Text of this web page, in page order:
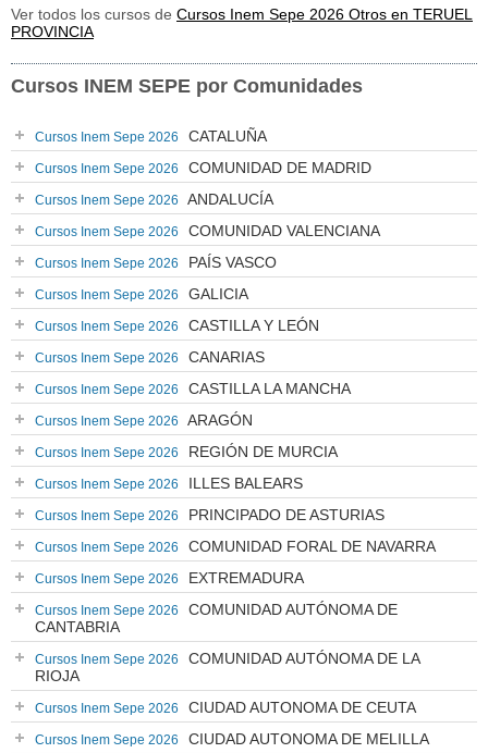
Ver todos los cursos de Cursos Inem Sepe 2026 Otros en TERUEL
PROVINCIA
Cursos INEM SEPE por Comunidades
Cursos Inem Sepe 2026 CATALUÑA
Cursos Inem Sepe 2026 COMUNIDAD DE MADRID
Cursos Inem Sepe 2026 ANDALUCÍA
Cursos Inem Sepe 2026 COMUNIDAD VALENCIANA
Cursos Inem Sepe 2026 PAÍS VASCO
Cursos Inem Sepe 2026 GALICIA
Cursos Inem Sepe 2026 CASTILLA Y LEÓN
Cursos Inem Sepe 2026 CANARIAS
Cursos Inem Sepe 2026 CASTILLA LA MANCHA
Cursos Inem Sepe 2026 ARAGÓN
Cursos Inem Sepe 2026 REGIÓN DE MURCIA
Cursos Inem Sepe 2026 ILLES BALEARS
Cursos Inem Sepe 2026 PRINCIPADO DE ASTURIAS
Cursos Inem Sepe 2026 COMUNIDAD FORAL DE NAVARRA
Cursos Inem Sepe 2026 EXTREMADURA
Cursos Inem Sepe 2026
COMUNIDAD AUTÓNOMA DE
CANTABRIA
Cursos Inem Sepe 2026
COMUNIDAD AUTÓNOMA DE LA
RIOJA
Cursos Inem Sepe 2026 CIUDAD AUTONOMA DE CEUTA
Cursos Inem Sepe 2026 CIUDAD AUTONOMA DE MELILLA